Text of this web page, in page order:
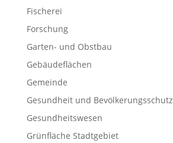
Fischerei
Forschung
Garten- und Obstbau
Gebäudeflächen
Gemeinde
Gesundheit und Bevölkerungsschutz
Gesundheitswesen
Grünfläche Stadtgebiet